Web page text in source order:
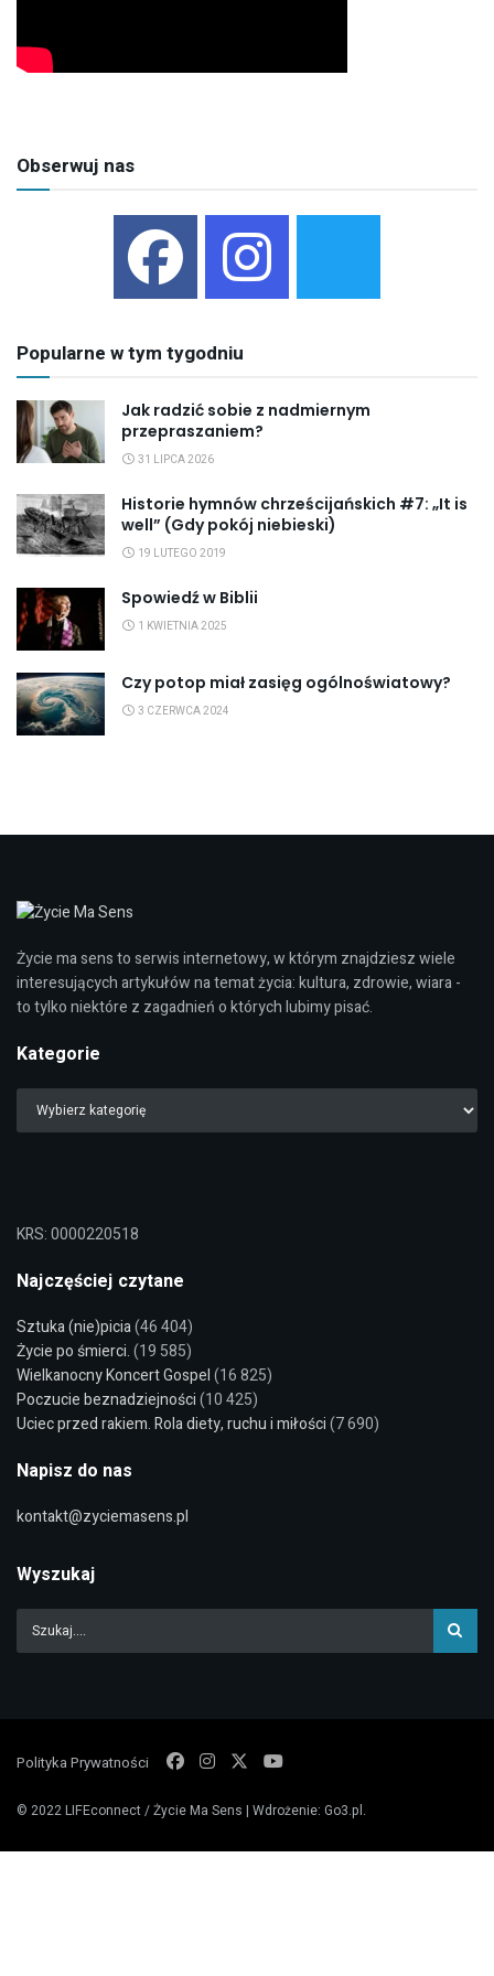
Obserwuj nas
Popularne w tym tygodniu
Jak radzić sobie z nadmiernym
przepraszaniem?
31 LIPCA 2026
Historie hymnów chrześcijańskich #7: „It is
well” (Gdy pokój niebieski)
19 LUTEGO 2019
Spowiedź w Biblii
1 KWIETNIA 2025
Czy potop miał zasięg ogólnoświatowy?
3 CZERWCA 2024
Życie ma sens to serwis internetowy, w którym znajdziesz wiele
interesujących artykułów na temat życia: kultura, zdrowie, wiara -
to tylko niektóre z zagadnień o których lubimy pisać.
Kategorie
KRS: 0000220518
Najczęściej czytane
Sztuka (nie)picia(46 404)
Życie po śmierci.(19 585)
Wielkanocny Koncert Gospel(16 825)
Poczucie beznadziejności(10 425)
Uciec przed rakiem. Rola diety, ruchu i miłości(7 690)
Napisz do nas
kontakt@zyciemasens.pl
Wyszukaj
Polityka Prywatności
© 2022LIFEconnect / Życie Ma Sens | Wdrożenie: Go3.pl.